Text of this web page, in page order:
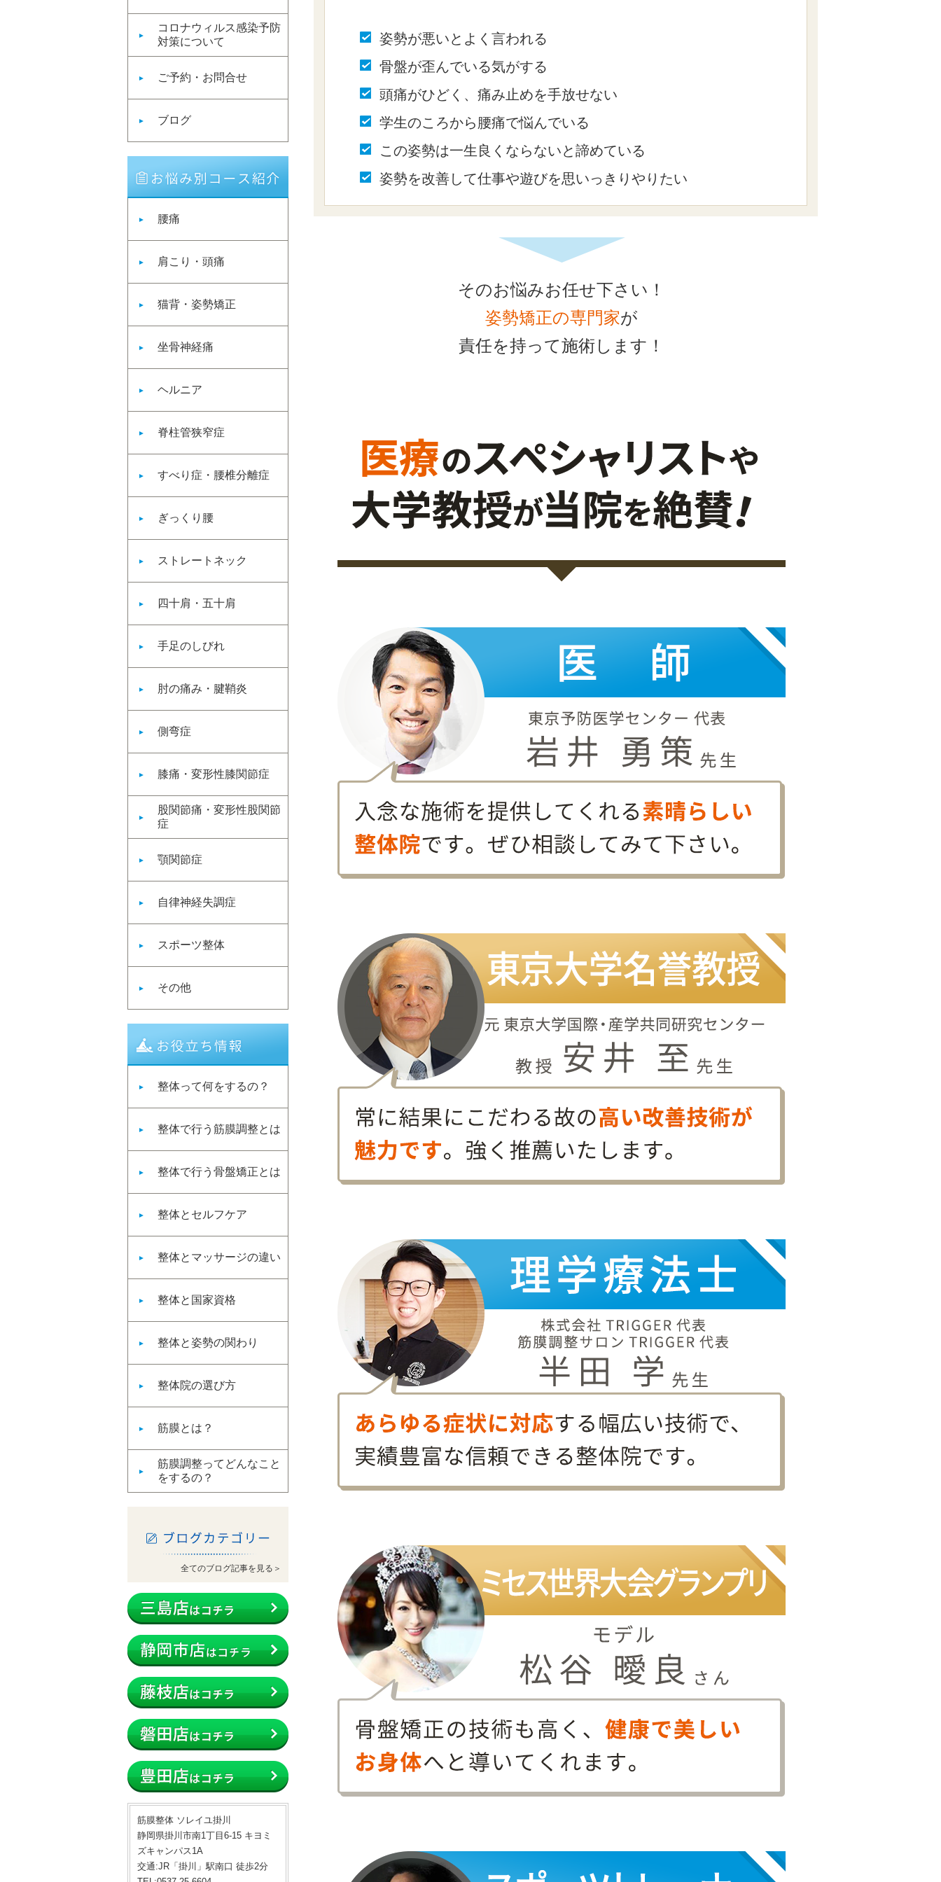
コロナウィルス感染予防
対策について
ご予約・お問合せ
ブログ
腰痛
肩こり・頭痛
猫背・姿勢矯正
坐骨神経痛
ヘルニア
脊柱管狭窄症
すべり症・腰椎分離症
ぎっくり腰
ストレートネック
四十肩・五十肩
手足のしびれ
肘の痛み・腱鞘炎
側弯症
膝痛・変形性膝関節症
股関節痛・変形性股関節
症
顎関節症
自律神経失調症
スポーツ整体
その他
整体って何をするの？
整体で行う筋膜調整とは
整体で行う骨盤矯正とは
整体とセルフケア
整体とマッサージの違い
整体と国家資格
整体と姿勢の関わり
整体院の選び方
筋膜とは？
筋膜調整ってどんなこと
をするの？
全てのブログ記事を見る＞
筋膜整体 ソレイユ掛川
静岡県掛川市南1丁目6-15 キヨミ
ズキャンパス1A
交通:JR「掛川」駅南口 徒歩2分
姿勢が悪いとよく言われる
骨盤が歪んでいる気がする
頭痛がひどく、痛み止めを手放せない
学生のころから腰痛で悩んでいる
この姿勢は一生良くならないと諦めている
姿勢を改善して仕事や遊びを思いっきりやりたい
そのお悩みお任せ下さい！
姿勢矯正の専門家が
責任を持って施術します！